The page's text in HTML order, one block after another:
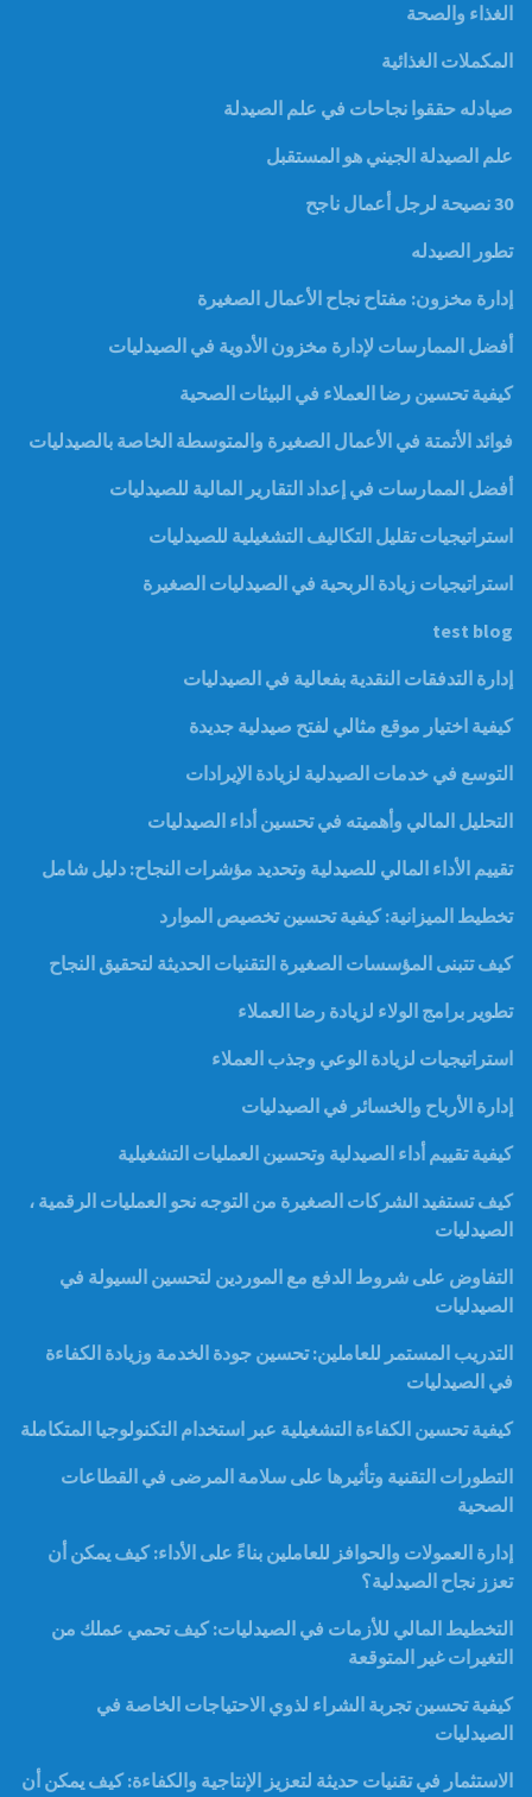
الغذاء والصحة
المكملات الغذائية
صيادله حققوا نجاحات في علم الصيدلة
علم الصيدلة الجيني هو المستقبل
30 نصيحة لرجل أعمال ناجح
تطور الصيدله
إدارة مخزون: مفتاح نجاح الأعمال الصغيرة
أفضل الممارسات لإدارة مخزون الأدوية في الصيدليات
كيفية تحسين رضا العملاء في البيئات الصحية
فوائد الأتمتة في الأعمال الصغيرة والمتوسطة الخاصة بالصيدليات
أفضل الممارسات في إعداد التقارير المالية للصيدليات
استراتيجيات تقليل التكاليف التشغيلية للصيدليات
استراتيجيات زيادة الربحية في الصيدليات الصغيرة
test blog
إدارة التدفقات النقدية بفعالية في الصيدليات
كيفية اختيار موقع مثالي لفتح صيدلية جديدة
التوسع في خدمات الصيدلية لزيادة الإيرادات
التحليل المالي وأهميته في تحسين أداء الصيدليات
تقييم الأداء المالي للصيدلية وتحديد مؤشرات النجاح: دليل شامل
تخطيط الميزانية: كيفية تحسين تخصيص الموارد
كيف تتبنى المؤسسات الصغيرة التقنيات الحديثة لتحقيق النجاح
تطوير برامج الولاء لزيادة رضا العملاء
استراتيجيات لزيادة الوعي وجذب العملاء
إدارة الأرباح والخسائر في الصيدليات
كيفية تقييم أداء الصيدلية وتحسين العمليات التشغيلية
كيف تستفيد الشركات الصغيرة من التوجه نحو العمليات الرقمية ،
الصيدليات
التفاوض على شروط الدفع مع الموردين لتحسين السيولة في
الصيدليات
التدريب المستمر للعاملين: تحسين جودة الخدمة وزيادة الكفاءة
في الصيدليات
كيفية تحسين الكفاءة التشغيلية عبر استخدام التكنولوجيا المتكاملة
التطورات التقنية وتأثيرها على سلامة المرضى في القطاعات
الصحية
إدارة العمولات والحوافز للعاملين بناءً على الأداء: كيف يمكن أن
تعزز نجاح الصيدلية؟
التخطيط المالي للأزمات في الصيدليات: كيف تحمي عملك من
التغيرات غير المتوقعة
كيفية تحسين تجربة الشراء لذوي الاحتياجات الخاصة في
الصيدليات
الاستثمار في تقنيات حديثة لتعزيز الإنتاجية والكفاءة: كيف يمكن أن